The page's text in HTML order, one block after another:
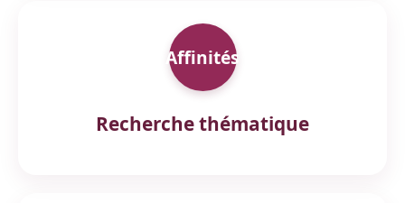
Affinités
Recherche thématique